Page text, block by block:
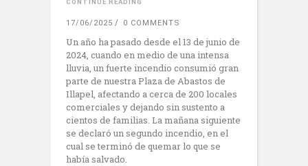
17/06/2025 0 COMMENTS
Un año ha pasado desde el 13 de junio de
2024, cuando en medio de una intensa
lluvia, un fuerte incendio consumió gran
parte de nuestra Plaza de Abastos de
Illapel, afectando a cerca de 200 locales
comerciales y dejando sin sustento a
cientos de familias. La mañana siguiente
se declaró un segundo incendio, en el
cual se terminó de quemar lo que se
había salvado.